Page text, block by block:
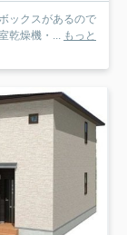
ックスがあるので
乾燥機・... もっと